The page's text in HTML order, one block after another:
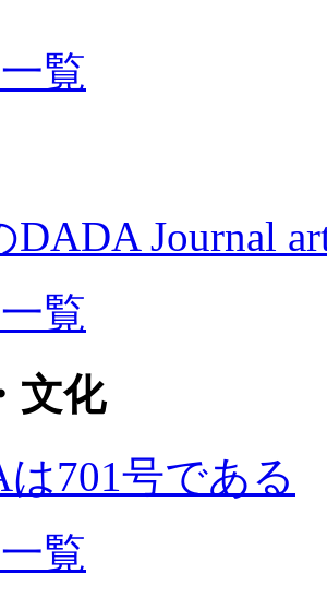
覧
DADA Journal
覧
文化
701号である
覧